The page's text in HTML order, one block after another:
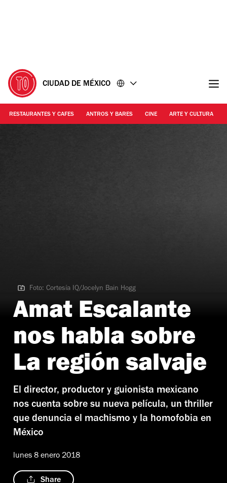
CIUDAD DE MÉXICO
RESTAURANTES Y CAFES ANTROS Y BARES CINE ARTE Y CULTURA
Foto: Cortesía IQ/Jocelyn Bain Hogg
Foto: Cortesía IQ/Jocelyn Bain Hogg
Amat Escalante
nos habla sobre
La región salvaje
El director, productor y guionista mexicano
nos cuenta sobre su nueva película, un thriller
que denuncia el machismo y la homofobia en
México
lunes 8 enero 2018
Share